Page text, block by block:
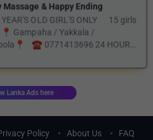
Massage & Happy Ending
YEAR'S OLD GIRL'S ONLY 15 girls
☎️ 0771413696 24 HOURS
Lanka Ads here
Policy About Us FAQ